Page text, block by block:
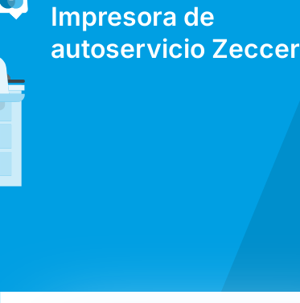
Impresora de
autoservicio Zeccer